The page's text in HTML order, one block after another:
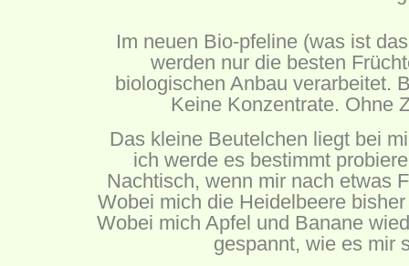
Im neuen Bio-pfeline (was ist
werden nur die besten
biologischen Anbau verarbeitet.
Keine Konzentrate. Ohne
Das kleine Beutelchen liegt bei
ich werde es bestimmt
Nachtisch, wenn mir nach etwas
Wobei mich die Heidelbeere
Wobei mich Apfel und Banane
gespannt, wie es mir